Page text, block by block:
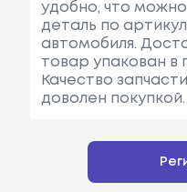
удобно, что
деталь по
автомобиля.
товар упакован в
Качество
доволен покупкой.